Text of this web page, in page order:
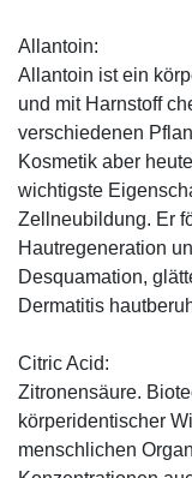
Allantoin:
Allantoin ist ein
und mit Harnstoff
verschiedenen
Kosmetik aber
wichtigste
Zellneubildung. Er
Hautregeneration
Desquamation,
Dermatitis
Citric Acid:
Zitronensäure.
körperidentischer
menschlichen